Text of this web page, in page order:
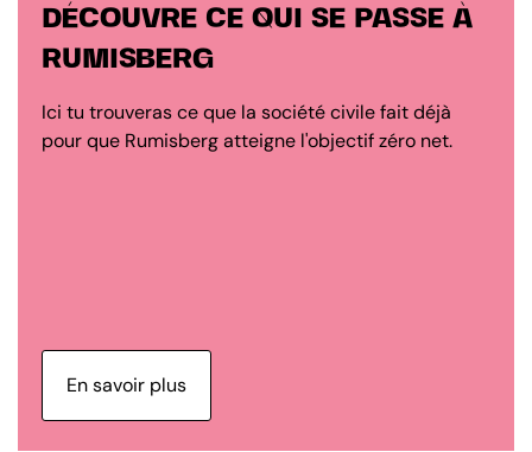
DÉCOUVRE CE QUI SE PASSE À
RUMISBERG
Ici tu trouveras ce que la société civile fait déjà
pour que Rumisberg atteigne l'objectif zéro net.
En savoir plus